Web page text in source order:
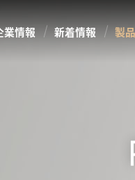
業情報 新着情報 製